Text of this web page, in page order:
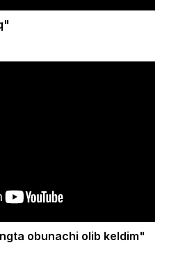
obunachi olib keldim"